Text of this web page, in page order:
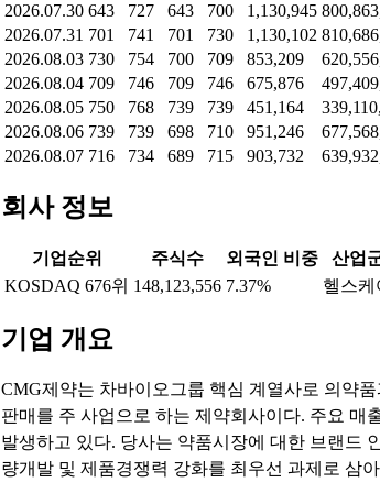
2026.07.30 643 727 643 700 1,130,945
2026.07.31 701 741 701 730 1,130,102
2026.08.03 730 754 700 709 853,209
2026.08.04 709 746 709 746 675,876
2026.08.05 750 768 739 739 451,164
2026.08.06 739 739 698 710 951,246
2026.08.07 716 734 689 715 903,732
회사 정보
기업순위 주식수 외국인 비중 산업
KOSDAQ 676위 148,123,556 7.37% 헬스케
기업 개요
CMG제약는 차바이오그룹 핵심 계열사로 의약
판매를 주 사업으로 하는 제약회사이다. 주요 매
발생하고 있다. 당사는 약품시장에 대한 브랜드
량개발 및 제품경쟁력 강화를 최우선 과제로 삼